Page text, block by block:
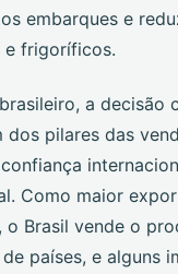
embarques e
e frigoríficos.
a decisão
pilares das
Como maior
o Brasil vende o
países, e alguns